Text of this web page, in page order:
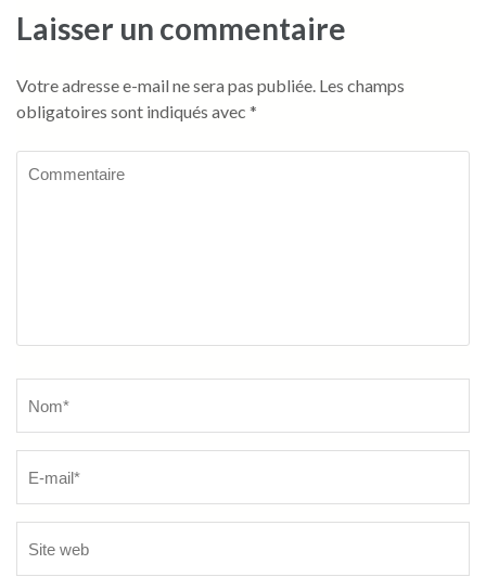
Laisser un commentaire
Votre adresse e-mail ne sera pas publiée. Les champs
obligatoires sont indiqués avec *